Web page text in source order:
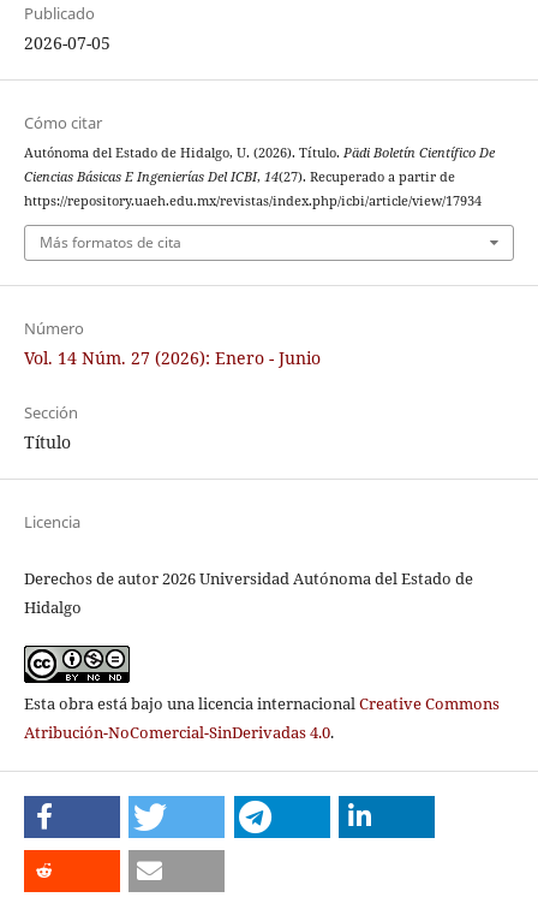
Publicado
2026-07-05
Cómo citar
Autónoma del Estado de Hidalgo, U. (2026). Título. Pädi Boletín Científico De
Ciencias Básicas E Ingenierías Del ICBI, 14(27). Recuperado a partir de
https://repository.uaeh.edu.mx/revistas/index.php/icbi/article/view/17934
Más formatos de cita
Número
Vol. 14 Núm. 27 (2026): Enero - Junio
Sección
Título
Licencia
Derechos de autor 2026 Universidad Autónoma del Estado de
Hidalgo
Esta obra está bajo una licencia internacionalCreative Commons
Atribución-NoComercial-SinDerivadas 4.0.